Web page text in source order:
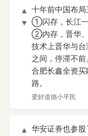
▲
▼
十年前中国布
①闪存，长江
②内存，晋华、
技术上晋华与
之间，停滞不前
合肥长鑫全资
路。
爱好道德小平民
▲
华安证券也参股